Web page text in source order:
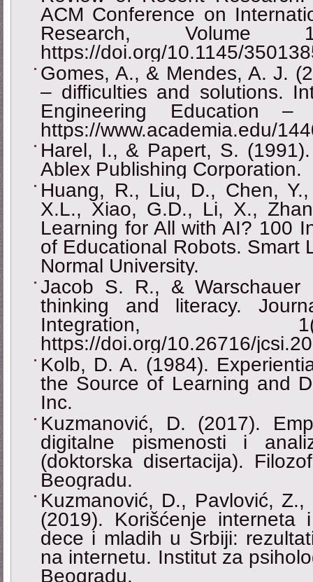
ACM Conference on
Research,
https://doi.org/10.1145/
Gomes, A., & Mendes, A. J.
‒ difficulties and solutions.
Engineering Education
https://www.academia.edu/
Harel, I., & Papert, S.
Ablex Publishing Corporation.
Huang, R., Liu, D., Chen,
X.L., Xiao, G.D., Li, X.,
Learning for All with AI? 100
of Educational Robots. Smart
Normal University.
Jacob S. R., & Warschauer
thinking and literacy.
Integration,
https://doi.org/10.26716/
Kolb, D. A. (1984).
the Source of Learning and
Inc.
Kuzmanović, D. (2017).
digitalne pismenosti i
(doktorska disertacija).
Beogradu.
Kuzmanović, D., Pavlović,
(2019). Korišćenje interneta
dece i mladih u Srbiji:
na internetu. Institut za
Beogradu.